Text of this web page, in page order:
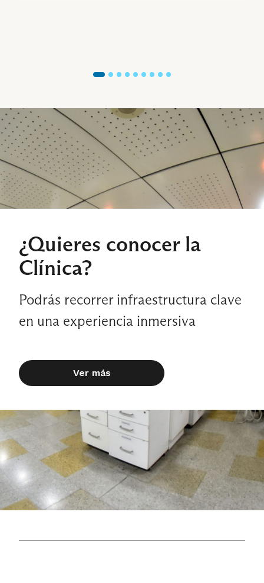
¿Quieres conocer la
Clínica?
Podrás recorrer infraestructura clave
en una experiencia inmersiva
Ver más